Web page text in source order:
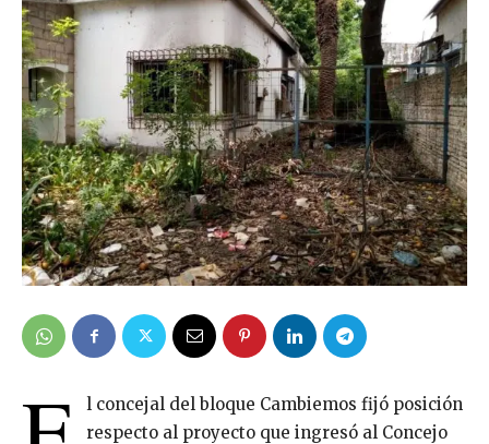
l concejal del bloque Cambiemos fijó posición
respecto al proyecto que ingresó al Concejo